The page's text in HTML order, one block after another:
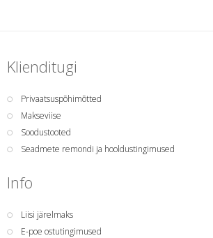
Klienditugi
Privaatsuspõhimõtted
Makseviise
Soodustooted
Seadmete remondi ja hooldustingimused
Info
Liisi järelmaks
E-poe ostutingimused